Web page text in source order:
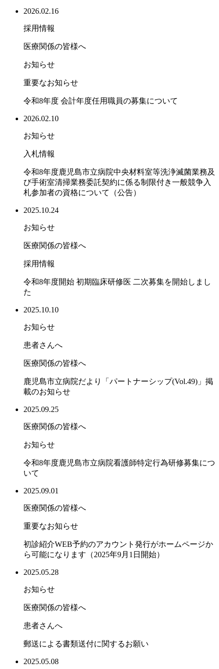
2026.02.16
採用情報
医療関係の皆様へ
お知らせ
重要なお知らせ
令和8年度 会計年度任用職員の募集について
2026.02.10
お知らせ
入札情報
令和8年度鹿児島市立病院中央材料室等洗浄滅菌業務及
び手術室清掃業務委託契約に係る制限付き一般競争入
札参加者の資格について（公告）
2025.10.24
お知らせ
医療関係の皆様へ
採用情報
令和8年度開始 初期臨床研修医 二次募集を開始しまし
た
2025.10.10
お知らせ
患者さんへ
医療関係の皆様へ
鹿児島市立病院だより「パートナーシップ(Vol.49)」掲
載のお知らせ
2025.09.25
医療関係の皆様へ
お知らせ
令和8年度鹿児島市立病院看護師特定行為研修募集につ
いて
2025.09.01
医療関係の皆様へ
重要なお知らせ
初診紹介WEB予約のアカウント発行がホームページか
ら可能になります（2025年9月1日開始）
2025.05.28
お知らせ
医療関係の皆様へ
患者さんへ
郵送による書類送付に関するお願い
2025.05.08